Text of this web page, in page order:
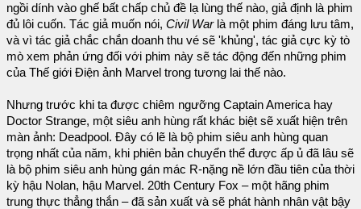
ngồi dính vào ghế bất chấp chủ đề lạ lùng thế nào, giả định là phim
đủ lôi cuốn. Tác giả muốn nói, Civil Warlà một phim đáng lưu tâm,
và vì tác giả chắc chắn doanh thu vé sẽ 'khủng', tác giả cực kỳ tò
mò xem phản ứng đối với phim này sẽ tác động đến những phim
của Thế giới Điện ảnh Marvel trong tương lai thế nào.
Nhưng trước khi ta được chiêm ngưỡng Captain America hay
Doctor Strange, một siêu anh hùng rất khác biệt sẽ xuất hiện trên
màn ảnh: Deadpool. Đây có lẽ là bộ phim siêu anh hùng quan
trọng nhất của năm, khi phiên bản chuyển thể được ấp ủ đã lâu sẽ
là bộ phim siêu anh hùng gán mác R-nặng nề lớn đầu tiên của thời
kỳ hậu Nolan, hậu Marvel. 20th Century Fox – một hãng phim
trung thực thẳng thắn – đã sản xuất và sẽ phát hành nhân vật bậy